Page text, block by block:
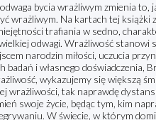
bycia wrażliwym zmienia
wrażliwym. Na kartach tej książki
trafiania w sedno,
odwagi. Wrażliwość stanowi
narodzin miłości, uczucia
badań i własnego doświadczenia,
wykazujemy się większą
wrażliwości, tak naprawdę
swoje życie, będąc tym, kim
W świecie, w którym